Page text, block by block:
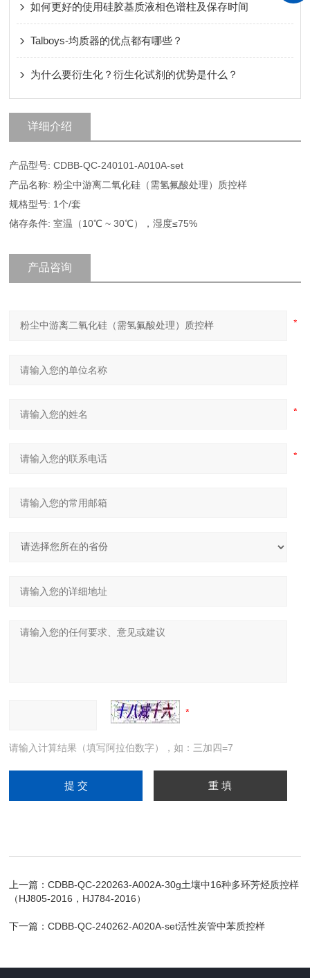
如何更好的使用硅胶基质液相色谱柱及保存时间
Talboys-均质器的优点都有哪些？
为什么要衍生化？衍生化试剂的优势是什么？
详细介绍
产品型号: CDBB-QC-240101-A010A-set
产品名称: 粉尘中游离二氧化硅（需氢氟酸处理）质控样
规格型号: 1个/套
储存条件: 室温（10℃ ~ 30℃），湿度≤75%
产品咨询
请输入计算结果（填写阿拉伯数字），如：三加四=7
上一篇：CDBB-QC-220263-A002A-30g土壤中16种多环芳烃质控样
（HJ805-2016，HJ784-2016）
下一篇：CDBB-QC-240262-A020A-set活性炭管中苯质控样